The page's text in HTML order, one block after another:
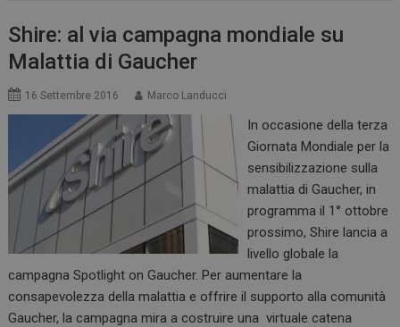
Shire: al via campagna mondiale su
Malattia di Gaucher
16 Settembre 2016 Marco Landucci
In occasione della terza
Giornata Mondiale per la
sensibilizzazione sulla
malattia di Gaucher, in
programma il 1° ottobre
prossimo, Shire lancia a
livello globale la
campagna Spotlight on Gaucher. Per aumentare la
consapevolezza della malattia e offrire il supporto alla comunità
Gaucher, la campagna mira a costruire una virtuale catena